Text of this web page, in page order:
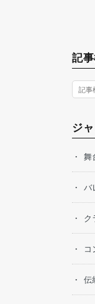
記
ジ
舞
バ
ク
コ
伝